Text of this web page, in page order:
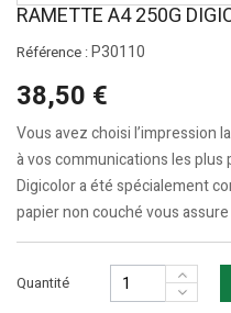
RAMETTE A4 250G
Référence :P30110
38,50 €
Vous avez choisi l’impression
à vos communications les plus
Digicolor a été spécialement
papier non couché vous
Quantité